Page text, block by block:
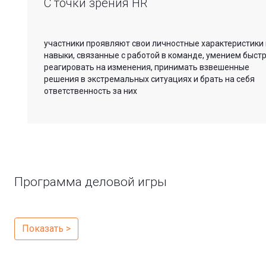
С точки зрения HR
участники проявляют свои личностные характеристики
навыки, связанные с работой в команде, умением
реагировать на изменения, принимать взвешенные
решения в экстремальных ситуациях и брать на себя
ответственность за них
Программа деловой игры
Показать >